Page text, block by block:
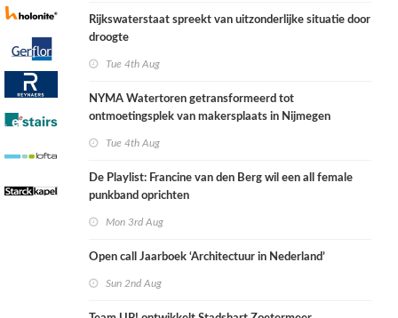
Rijkswaterstaat spreekt van uitzonderlijke situatie door
droogte
Tue 4th Aug
NYMA Watertoren getransformeerd tot
ontmoetingsplek van makersplaats in Nijmegen
Tue 4th Aug
De Playlist: Francine van den Berg wil een all female
punkband oprichten
Mon 3rd Aug
Open call Jaarboek ‘Architectuur in Nederland’
Sun 2nd Aug